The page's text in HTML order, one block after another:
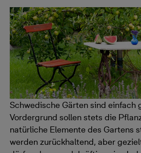
Schwedische Gärten sind einfach
Vordergrund sollen stets die
natürliche Elemente des Gartens
werden zurückhaltend, aber